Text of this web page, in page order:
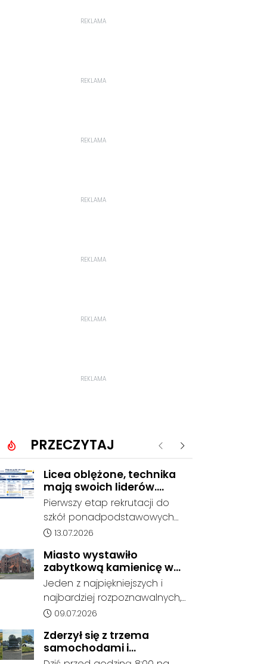
REKLAMA
REKLAMA
REKLAMA
REKLAMA
REKLAMA
REKLAMA
REKLAMA
PRZECZYTAJ Poprzednie
Następne
Licea oblężone, technika
mają swoich liderów.
Znamy wstępne wyniki
rekrutacji do szkół w
powiecie
Pierwszy etap rekrutacji do
szkół ponadpodstawowych
prowadzonych przez Powiat
pokazuje coraz wyraźniejsze
preferencje tegorocznych
absolwentów szkół
podstawowych. Dane dotyczą
kandydatów, którzy wskazali
dany oddział jako pierwszy
wybór, dlatego nie stanowią
jeszcze ostatecznego wyniku
Data dodania artykułu:
13.07.2026
Miasto wystawiło
zabytkową kamienicę w
Porcie na sprzedaż. W
dawnym hotelu mają
powstać mieszkania
Jeden z najpiękniejszych i
najbardziej rozpoznawalnych,
ale też najbardziej
Portu został wystawiony na
sprzedaż. Gmina Kędzierzyn-
Data dodania artykułu:
09.07.2026
Zderzył się z trzema
samochodami i
kontynuował jazdę. Seria